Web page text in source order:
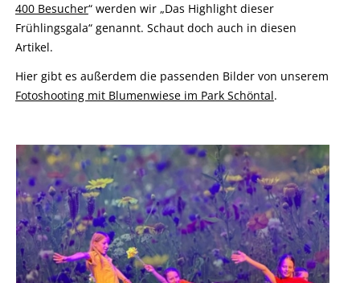
400 Besucher“ werden wir „Das Highlight dieser
Frühlingsgala“ genannt. Schaut doch auch in diesen
Artikel.
Hier gibt es außerdem die passenden Bilder von unserem
Fotoshooting mit Blumenwiese im Park Schöntal.